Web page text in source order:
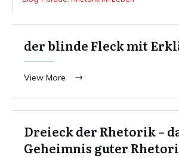
der blinde Fleck mit
View More
Dreieck der Rhetorik –
Geheimnis guter